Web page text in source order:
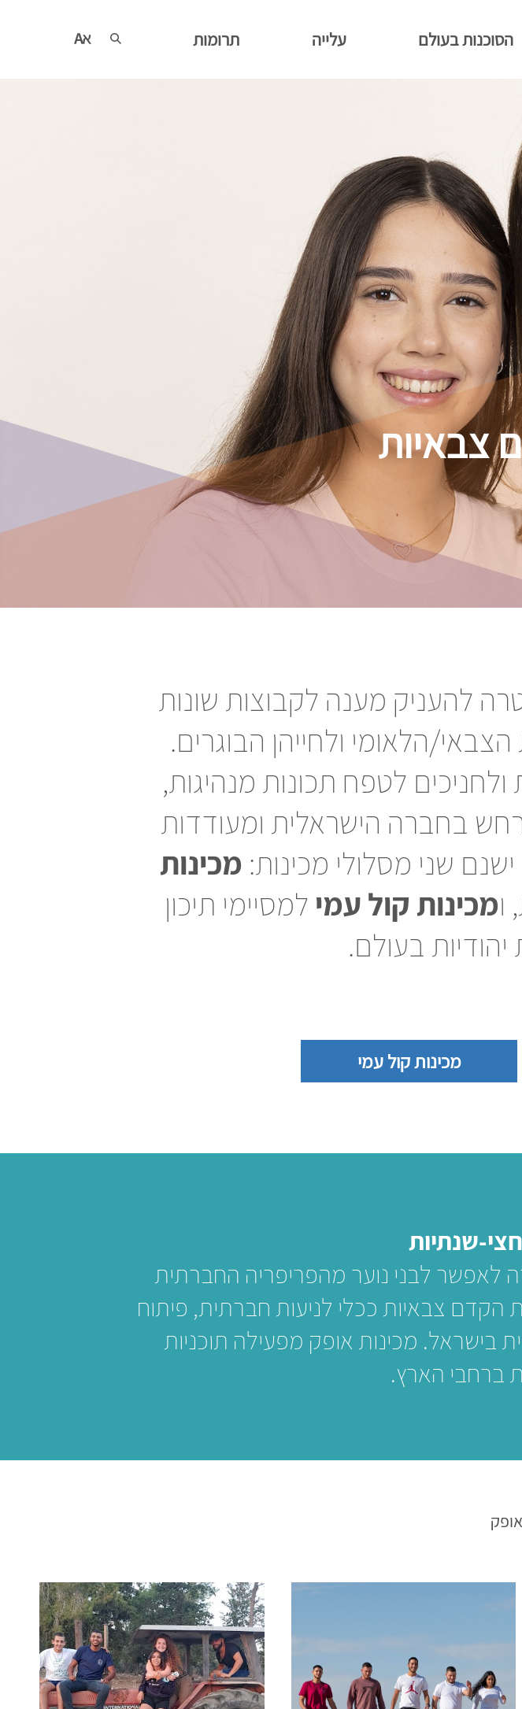
הסוכנות בעולם עלייה תרומות
צבאיות
להעניק מענה לקבוצות שונות
הלאומי ולחייהן הבוגרים.
לטפח תכונות מנהיגות,
בחברה הישראלית ומעודדות
שני מסלולי מכינות: מכינות
ומכינות קולעמי למסיימי תיכון
בעולם.
מכינות קול עמי
שנתיות
אופק הוקמה בשנת 2011 במטרה לאפשר לבני נוער מהפריפריה החברתית
צבאיות ככלי לניעות חברתית, פיתוח
בישראל. מכינות אופק מפעילה תוכניות
ברחבי הארץ.